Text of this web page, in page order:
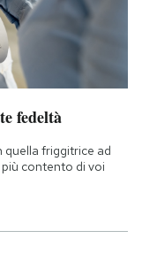
fedeltà
friggitrice ad
contento di voi